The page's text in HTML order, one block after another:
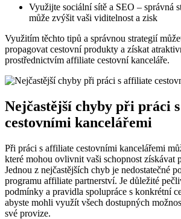
Využijte sociální sítě a SEO – správná
může zvýšit vaši viditelnost a zisk
Využitím těchto tipů a správnou strategií
propagovat cestovní produkty a získat
prostřednictvím affiliate cestovní kanceláře.
Nejčastější chyby při práci
cestovními kancelářemi
Při práci s affiliate cestovními kancelářemi
které mohou ovlivnit vaši schopnost získávat
Jednou z nejčastějších chyb je nedostatečné
programu affiliate partnerství. Je důležité
podmínky a pravidla spolupráce s konkrétní
abyste mohli využít všech dostupných
své provize.